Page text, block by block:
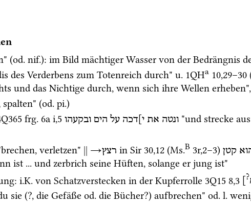
(od. nif.): im Bild mächtiger Wasser von der Bedrängnis
des Verderbens zum Totenreich durch" u. 1QHa 10,29–30
und das Nichtige durch, wenn sich ihre Wellen
(od. pi.)
frg. 6a i,5 ונטה את י]דכה על הים ובקעהו "und strecke
verletzen" || →רצץ in Sir 30,12 (Ms.B 3r,2–3) קטן
ist ... und zerbrich seine Hüften, solange er jung ist"
: i.K. von Schatzverstecken in der Kupferrolle 3Q15 8,3 ?
sie (?, die Gefäße od. die Bücher?) aufbrechen" od. l.